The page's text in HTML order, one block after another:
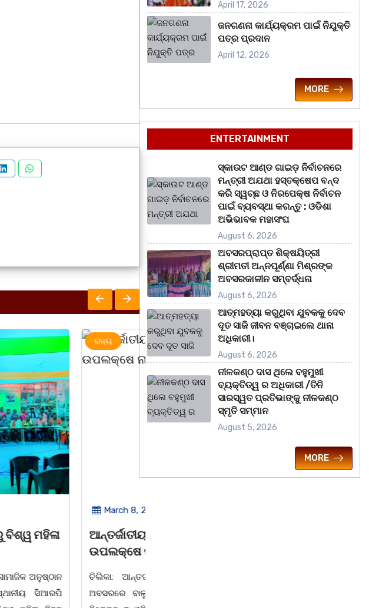
ମହିଳା ଦିବସ
ନାଟକ ‘ଖାଣ୍ଟି ସୁନା’
ମହିଳା ଦିବସ ପାଳନ
ବାଲୁଗାଁସ୍ଥିତ ମା' ଭଗବତୀ କଳା
April 17, 2026
ଜନଗଣନା କାର୍ଯ୍ୟକ୍ରମ ପାଇଁ ନିଯୁକ୍ତି
ପତ୍ର ପ୍ରଦାନ
April 12, 2026
MORE
ENTERTAINMENT
ସ୍କାଉଟ ଆଣ୍ଡ ଗାଇଡ଼ ନିର୍ବାଚନରେ
ମନ୍ତ୍ରୀ ଅଯଥା ହସ୍ତକ୍ଷେପ ବନ୍ଦ
କରି ସ୍ୱଚ୍ଛ ଓ ନିରପେକ୍ଷ ନିର୍ବାଚନ
ପାଇଁ ବ୍ୟବସ୍ଥା କରନ୍ତୁ : ଓଡିଶା
ଅଭିଭାବକ ମହାସଂଘ
August 6, 2026
ଅବସରପ୍ରାପ୍ତ ଶିକ୍ଷୟିତ୍ରୀ
ଶ୍ରୀମତୀ ଅନ୍ନପୂର୍ଣ୍ଣା ମିଶ୍ରଙ୍କ
ଅବସରକାଳୀନ ସମ୍ବର୍ଦ୍ଧନା
August 6, 2026
ଆତ୍ମହତ୍ୟା କରୁଥିବା ଯୁବକକୁ ଦେବ
ଦୂତ ସାଜି ଜୀବନ ବଞ୍ଚାଇଲେ ଥାନା
ଅଧିକାରୀ।
August 6, 2026
ନୀଳକଣ୍ଠ ଦାସ ଥିଲେ ବହୁମୁଖୀ
ବ୍ୟକ୍ତିତ୍ୱ ର ଅଧିକାରୀ /ତିନି
ସାରସ୍ୱତ ପ୍ରତିଭାଙ୍କୁ ନୀଳକଣ୍ଠ
ସ୍ମୃତି ସମ୍ମାନ
August 5, 2026
MORE